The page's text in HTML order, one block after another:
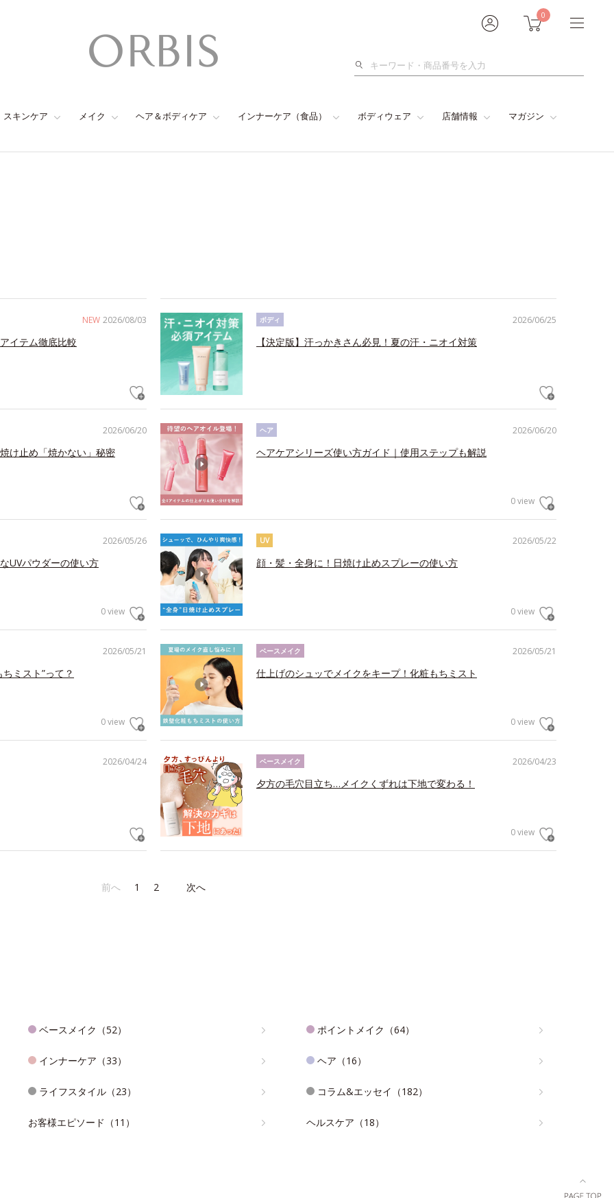
0
検
スキンケア メイク ヘア＆ボディケア インナーケア（食品） ボディウェア 店舗情報 マガジン
NEW 2026/08/03
イテム徹底比較
2026/06/25
ボディ
【決定版】汗っかきさん必見！夏の汗・ニオイ対策
2026/06/20
け止め「焼かない」秘密
2026/06/20
ヘア
ヘアケアシリーズ使い方ガイド｜使用ステップも解説
0 view
2026/05/26
UVパウダーの使い方
0 view
2026/05/22
UV
顔・髪・全身に！日焼け止めスプレーの使い方
0 view
2026/05/21
ミスト”って？
0 view
2026/05/21
ベースメイク
仕上げのシュッでメイクをキープ！化粧もちミスト
0 view
2026/04/24 2026/04/23
ベースメイク
夕方の毛穴目立ち…メイクくずれは下地で変わる！
0 view
前へ 1 2 次へ
ベースメイク（52） ポイントメイク（64）
インナーケア（33） ヘア（16）
ライフスタイル（23） コラム&エッセイ（182）
お客様エピソード（11） ヘルスケア（18）